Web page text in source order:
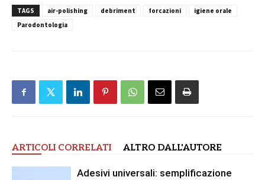
TAGS air-polishing debriment forcazioni
igiene orale
Parodontologia
ARTICOLI CORRELATI ALTRO DALL'AUTORE
Adesivi universali: semplificazione